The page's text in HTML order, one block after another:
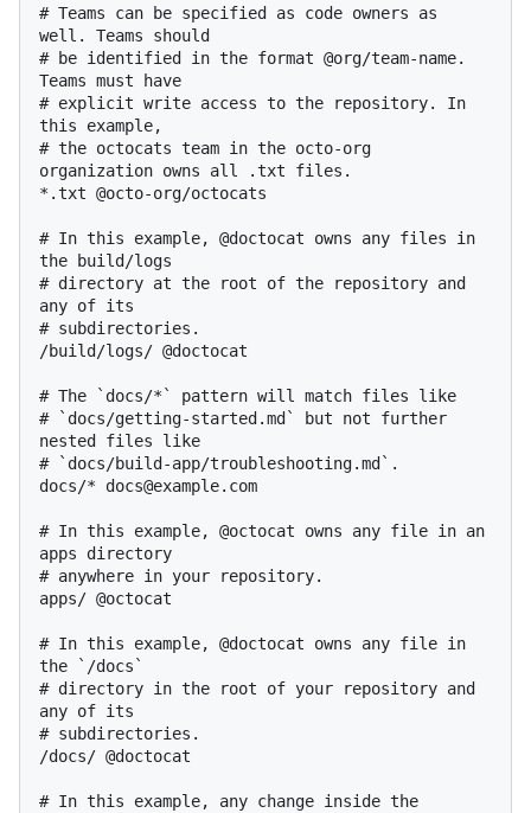
# Teams can be specified as code owners as
well. Teams should
# be identified in the format @org/team-name.
Teams must have
# explicit write access to the repository. In
this example,
# the octocats team in the octo-org
organization owns all .txt files.
*.txt @octo-org/octocats
# In this example, @doctocat owns any files in
the build/logs
# directory at the root of the repository and
any of its
# subdirectories.
/build/logs/ @doctocat
# The `docs/*` pattern will match files like
# `docs/getting-started.md` but not further
nested files like
# `docs/build-app/troubleshooting.md`.
docs/* docs@example.com
# In this example, @octocat owns any file in an
apps directory
# anywhere in your repository.
apps/ @octocat
# In this example, @doctocat owns any file in
the `/docs`
# directory in the root of your repository and
any of its
# subdirectories.
/docs/ @doctocat
# In this example, any change inside the